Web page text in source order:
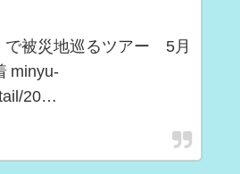
で被災地巡るツアー 5月
minyu-
20…